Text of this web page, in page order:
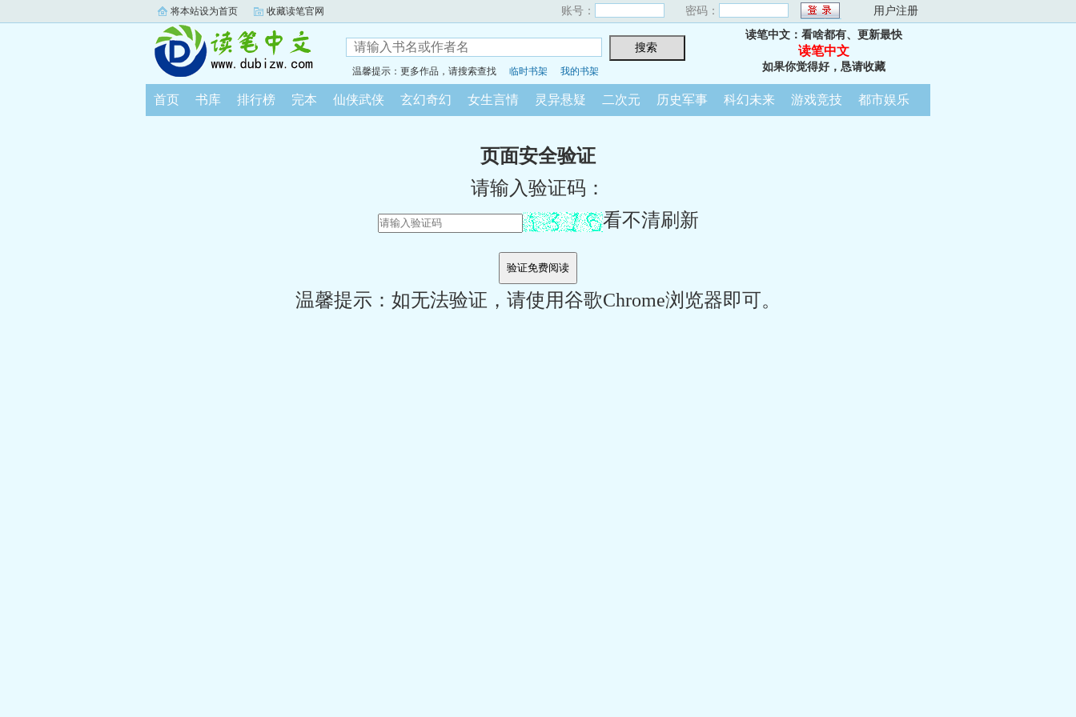
将本站设为首页 收藏读笔官网 账号： 密码： 用户注册
温馨提示：更多作品，请搜索查找 临时书架 我的书架
读笔中文：看啥都有、更新最快
读笔中文
如果你觉得好，恳请收藏
首页 书库 排行榜 完本 仙侠武侠 玄幻奇幻 女生言情 灵异悬疑 二次元 历史军事 科幻未来 游戏竞技 都市娱乐
页面安全验证
请输入验证码：
看不清刷新
温馨提示：如无法验证，请使用谷歌Chrome浏览器即可。